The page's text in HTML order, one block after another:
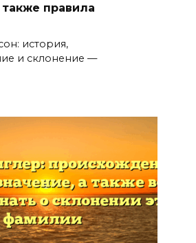
правила
история,
и склонение —